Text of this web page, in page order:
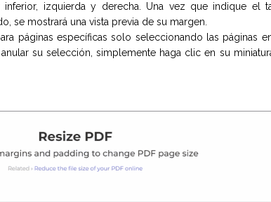
izquierda y derecha. Una vez que indique el
se mostrará una vista previa de su margen.
páginas específicas solo seleccionando las páginas
su selección, simplemente haga clic en su